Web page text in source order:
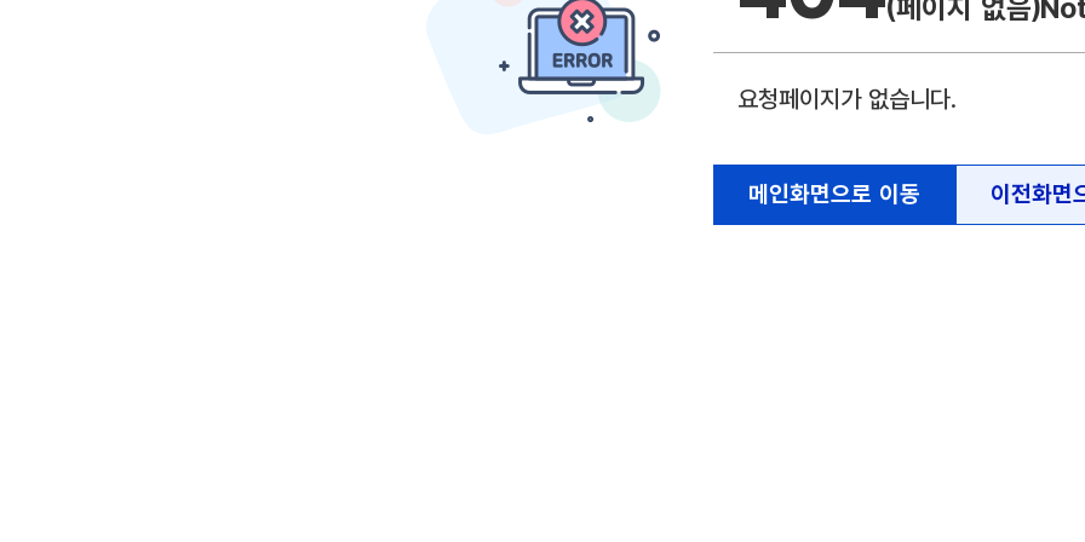
(페이지 없음)
요청페이지가 없습니다.
메인화면으로 이동 이전화면